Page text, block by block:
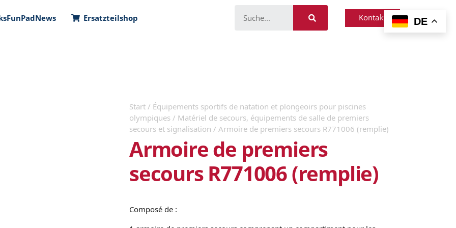
FunPadNews Ersatzteilshop Kontakt
Start / Équipements sportifs de natation et plongeoirs pour piscines
olympiques / Matériel de secours, équipements de salle de premiers
secours et signalisation / Armoire de premiers secours R771006 (remplie)
Armoire de premiers
secours R771006 (remplie)
Composé de :
DE